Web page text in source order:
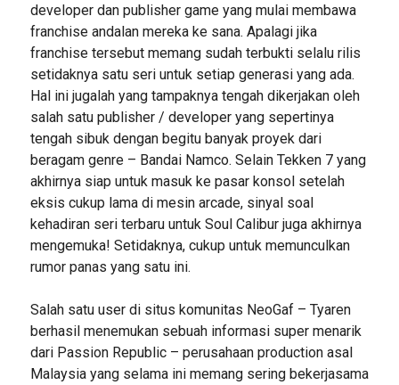
developer dan publisher game yang mulai membawa
franchise andalan mereka ke sana. Apalagi jika
franchise tersebut memang sudah terbukti selalu rilis
setidaknya satu seri untuk setiap generasi yang ada.
Hal ini jugalah yang tampaknya tengah dikerjakan oleh
salah satu publisher / developer yang sepertinya
tengah sibuk dengan begitu banyak proyek dari
beragam genre – Bandai Namco. Selain Tekken 7 yang
akhirnya siap untuk masuk ke pasar konsol setelah
eksis cukup lama di mesin arcade, sinyal soal
kehadiran seri terbaru untuk Soul Calibur juga akhirnya
mengemuka! Setidaknya, cukup untuk memunculkan
rumor panas yang satu ini.
Salah satu user di situs komunitas NeoGaf – Tyaren
berhasil menemukan sebuah informasi super menarik
dari Passion Republic – perusahaan production asal
Malaysia yang selama ini memang sering bekerjasama